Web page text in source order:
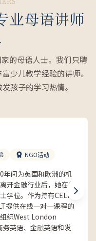
业母语讲师
的母语人士。我们只聘
少儿教学经验的讲师。
孩子的学习热情。
NGO活动
年间为英国和欧洲的机
开金融行业后，她在伦
学位。作为持有CELTA
提供在线一对一课程的
织West London
英语、金融英语和发